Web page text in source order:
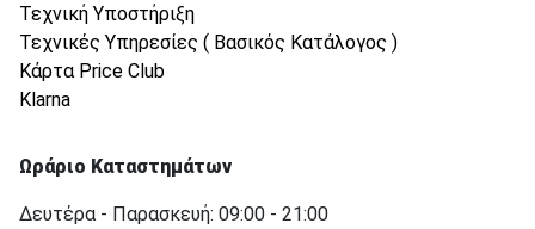
Τεχνική Υποστήριξη
Τεχνικές Υπηρεσίες ( Βασικός Κατάλογος )
Κάρτα Price Club
Klarna
Ωράριο Καταστημάτων
Δευτέρα - Παρασκευή: 09:00 - 21:00